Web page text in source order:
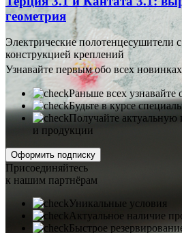
геометрия
Электрические полотенцесушители
конструкцией креплений
Узнавайте первым обо всех новинках
Раньше всех узнавайте
Будьте в курсе
Получайте
и продукции
Оформить подписку
Присоединяйтесь
к нашим партнёрам
Уникальные условия
Актуальное наличие
Быстрое